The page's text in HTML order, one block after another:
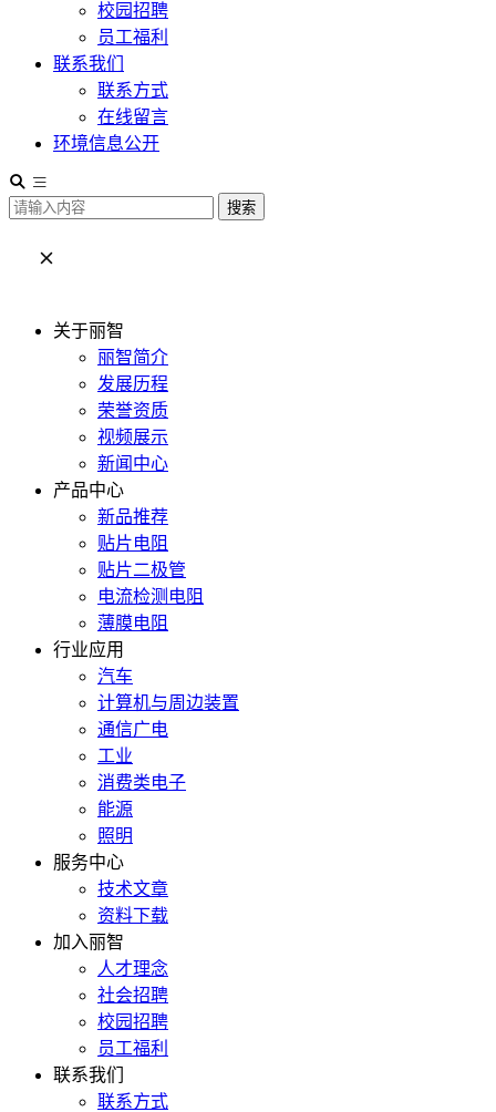
校园招聘
员工福利
联系我们
联系方式
在线留言
环境信息公开
搜索
关于丽智
丽智简介
发展历程
荣誉资质
视频展示
新闻中心
产品中心
新品推荐
贴片电阻
贴片二极管
电流检测电阻
薄膜电阻
行业应用
汽车
计算机与周边装置
通信广电
工业
消费类电子
能源
照明
服务中心
技术文章
资料下载
加入丽智
人才理念
社会招聘
校园招聘
员工福利
联系我们
联系方式